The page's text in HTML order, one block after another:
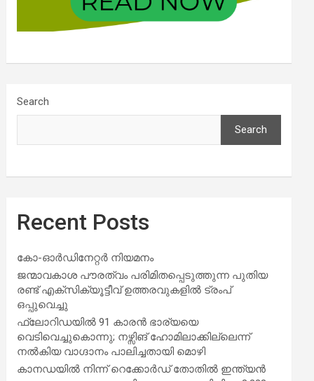
Search
Search
Recent Posts
കോ-ഓർഡിനേറ്റർ നിയമനം
ജന്മാവകാശ പൗരത്വം പരിമിതപ്പെടുത്തുന്ന പുതിയ
രണ്ട് എക്സിക്യൂട്ടീവ് ഉത്തരവുകളിൽ ട്രംപ്
ഒപ്പുവെച്ചു
ഫ്ലോറിഡയിൽ 91 കാരൻ ഭാര്യയെ
വെടിവെച്ചുകൊന്നു; നഴ്സിങ് ഹോമിലാക്കില്ലെന്ന്
നൽകിയ വാഗ്ദാനം പാലിച്ചതായി മൊഴി
കാനഡയിൽ നിന്ന് റെക്കോർഡ് തോതിൽ ഇന്ത്യൻ